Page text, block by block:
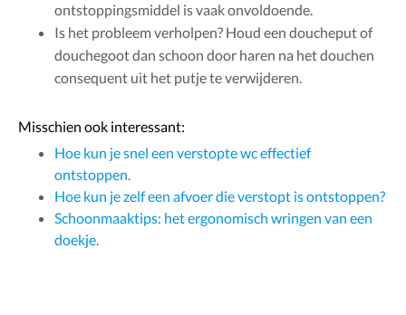
ontstoppingsmiddel is vaak onvoldoende.
Is het probleem verholpen? Houd een doucheput of
douchegoot dan schoon door haren na het douchen
consequent uit het putje te verwijderen.
Misschien ook interessant:
Hoe kun je snel een verstopte wc effectief
ontstoppen.
Hoe kun je zelf een afvoer die verstopt is ontstoppen?
Schoonmaaktips: het ergonomisch wringen van een
doekje.